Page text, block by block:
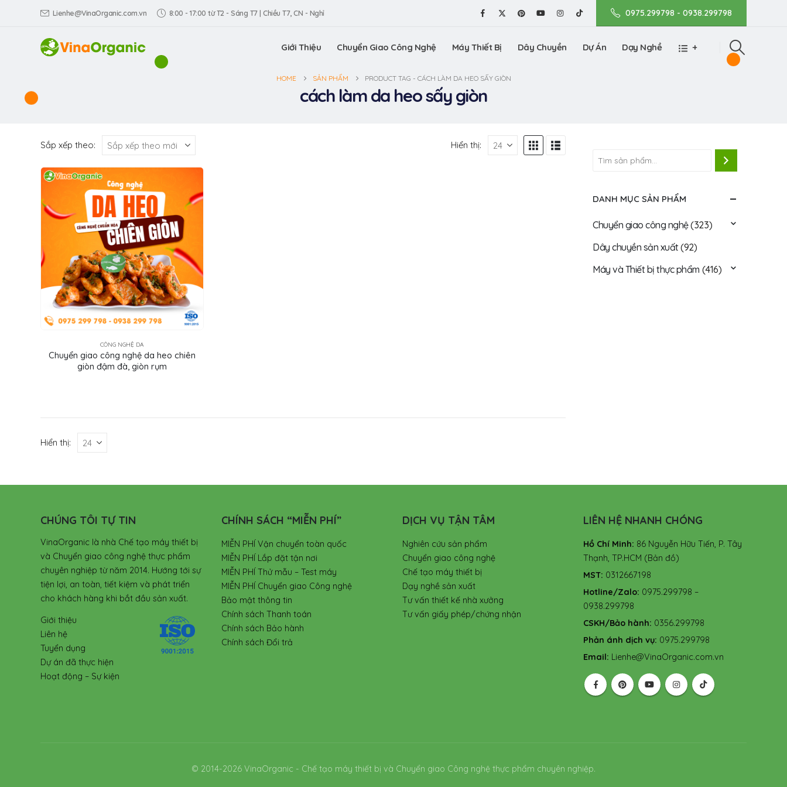
Lienhe@VinaOrganic.com.vn 8:00 - 17:00 từ T2 - Sáng T7 | Chiều T7, CN - Nghỉ 0975.299798 - 0938.299798
Giới Thiệu Chuyển Giao Công Nghệ Máy Thiết Bị Dây Chuyền Dự Án Dạy Nghề +
HOME SẢN PHẨM PRODUCT TAG - CÁCH LÀM DA HEO SẤY GIÒN
cách làm da heo sấy giòn
Sắp xếp theo: Hiển thị:
CÔNG NGHỆ DA
Chuyển giao công nghệ da heo chiên
giòn đậm đà, giòn rụm
Hiển thị:
DANH MỤC SẢN PHẨM
Chuyển giao công nghệ(323)
Dây chuyền sản xuất(92)
Máy và Thiết bị thực phẩm (416)
CHÚNG TÔI TỰ TIN
VinaOrganic là nhà Chế tạo máy thiết bị
và Chuyển giao công nghệ thực phẩm
chuyên nghiệp từ năm 2014. Hướng tới sự
tiện lợi, an toàn, tiết kiệm và phát triển
cho khách hàng khi bắt đầu sản xuất.
Giới thiệu
Liên hệ
Tuyển dụng
Dự án đã thực hiện
Hoạt động – Sự kiện
CHÍNH SÁCH “MIỄN PHÍ”
MIỄN PHÍ Vận chuyển toàn quốc
MIỄN PHÍ Lắp đặt tận nơi
MIỄN PHÍ Thử mẫu – Test máy
MIỄN PHÍ Chuyển giao Công nghệ
Bảo mật thông tin
Chính sách Thanh toán
Chính sách Bảo hành
Chính sách Đổi trả
DỊCH VỤ TẬN TÂM
Nghiên cứu sản phẩm
Chuyển giao công nghệ
Chế tạo máy thiết bị
Dạy nghề sản xuất
Tư vấn thiết kế nhà xưởng
Tư vấn giấy phép/chứng nhận
LIÊN HỆ NHANH CHÓNG
Hồ Chí Minh: 86 Nguyễn Hữu Tiến, P. Tây
Thạnh, TP.HCM (Bản đồ)
MST: 0312667198
Hotline/Zalo: 0975.299798 –
0938.299798
CSKH/Bảo hành: 0356.299798
Phản ánh dịch vụ: 0975.299798
Email: Lienhe@VinaOrganic.com.vn
© 2014-2026 VinaOrganic - Chế tạo máy thiết bị và Chuyển giao Công nghệ thực phẩm chuyên nghiệp.